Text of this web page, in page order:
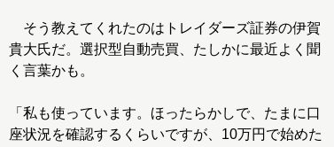
そう教えてくれたのはトレイダーズ証券の伊賀
貴大氏だ。選択型自動売買、たしかに最近よく聞
く言葉かも。
「私も使っています。ほったらかしで、たまに口
座状況を確認するくらいですが、10万円で始めた